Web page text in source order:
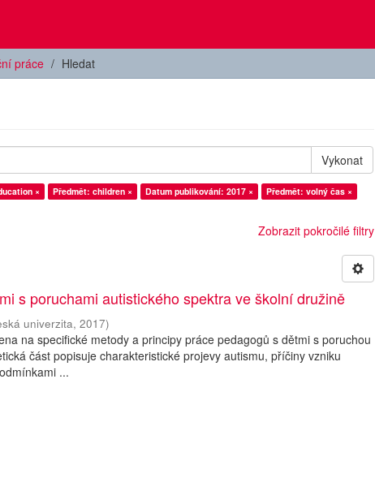
práce Hledat
Vykonat
× Předmět: children × Datum publikování: 2017 ×
Předmět: volný čas ×
Zobrazit pokročilé filtry
s poruchami autistického spektra ve školní družině
univerzita,2017)
na specifické metody a principy práce pedagogů s dětmi s poruchou
část popisuje charakteristické projevy autismu, příčiny vzniku
...